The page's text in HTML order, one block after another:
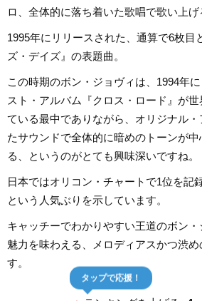
ロ、全体的に落ち着いた歌唱で歌い上げ
1995年にリリースされた、通算で6枚目
ズ・デイズ』の表題曲。
この時期のボン・ジョヴィは、1994年
スト・アルバム『クロス・ロード』が
ている最中でありながら、オリジナル
たサウンドで全体的に暗めのトーンが
る、というのがとても興味深いですね。
日本ではオリコン・チャートで1位を記
という人気ぶりを示しています。
キャッチーでわかりやすい王道のボン・
魅力を味わえる、メロディアスかつ渋
す。
タップで応援！